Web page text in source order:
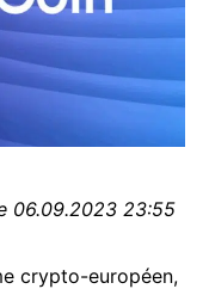
06.09.2023 23:55
crypto-européen,